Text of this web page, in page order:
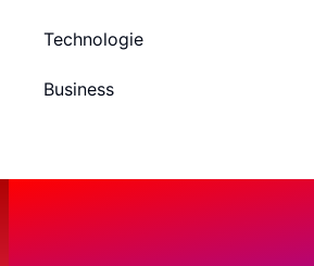
Technologie
Business